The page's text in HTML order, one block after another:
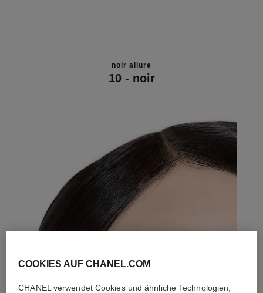
noir allure
10 - noir
COOKIES AUF CHANEL.COM
CHANEL verwendet Cookies und ähnliche Technologien,